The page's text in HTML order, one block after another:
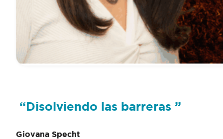
“ Disolviendo las barreras ”
Giovana Specht